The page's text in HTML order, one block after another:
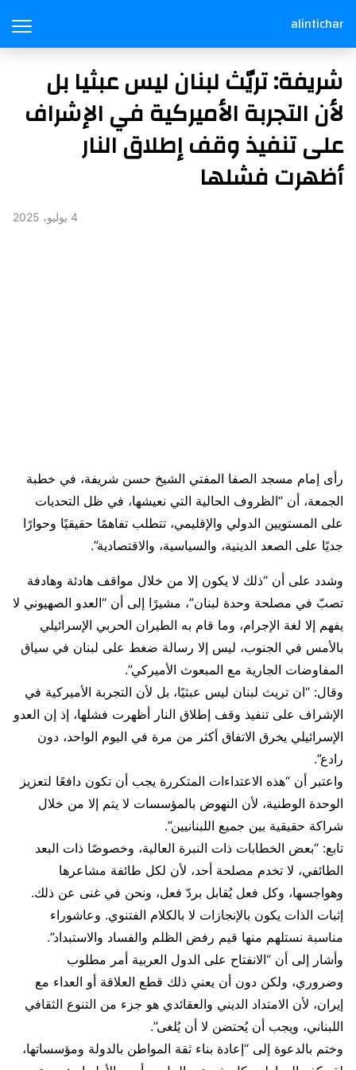
alintichar
شريفة: تريّث لبنان ليس عبثيا بل
لأن التجربة الأميركية في الإشراف
على تنفيذ وقف إطلاق النار
أظهرت فشلها
4 يوليو، 2025
رأى إمام مسجد الصفا المفتي الشيخ حسن شريفة، في خطبة
الجمعة، أن “الظروف الحالية التي نعيشها، في ظل التحديات
على المستويين الدولي والإقليمي، تتطلب تفاهمًا حقيقيًا وحوارًا
جديًا على الصعد الدينية، والسياسية، والاقتصادية”.
وشدد على أن “ذلك لا يكون إلا من خلال مواقف هادئة وهادفة
تصبّ في مصلحة وحدة لبنان”، مشيرًا إلى أن “العدو الصهيوني لا
يفهم إلا لغة الإجرام، وما قام به الطيران الحربي الإسرائيلي
بالأمس في الجنوب، ليس إلا رسالة ضغط على لبنان في سياق
المفاوضات الجارية مع المبعوث الأميركي”.
وقال: “ان تريث لبنان ليس عبثيًا، بل لأن التجربة الأميركية في
الإشراف على تنفيذ وقف إطلاق النار أظهرت فشلها، إذ إن العدو
الإسرائيلي يخرق الاتفاق أكثر من مرة في اليوم الواحد، دون
رادع”.
واعتبر أن “هذه الاعتداءات المتكررة يجب أن تكون دافعًا لتعزيز
الوحدة الوطنية، لأن النهوض بالمؤسسات لا يتم إلا من خلال
شراكة حقيقية بين جميع اللبنانيين”.
تابع: “بعض الخطابات ذات النبرة العالية، وخصوصًا ذات البعد
الطائفي، لا تخدم مصلحة أحد، لأن لكل طائفة مشاعرها
وهواجسها، وكل فعل يُقابل بردّ فعل، ونحن في غنى عن ذلك.
إثبات الذات يكون بالإنجازات لا بالكلام الفتنوي. وعاشوراء
مناسبة نستلهم منها قيم رفض الظلم والفساد والاستبداد”.
وأشار إلى أن “الانفتاح على الدول العربية أمر مطلوب
وضروري، ولكن دون أن يعني ذلك قطع العلاقة أو العداء مع
إيران، لأن الامتداد الديني والعقائدي هو جزء من التنوع الثقافي
اللبناني، ويجب أن يُحتضن لا أن يُلغى”.
وختم بالدعوة إلى “إعادة بناء ثقة المواطن بالدولة ومؤسساتها،